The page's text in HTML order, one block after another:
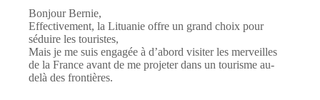
Bonjour Bernie,
Effectivement, la Lituanie offre un grand choix pour
séduire les touristes,
Mais je me suis engagée à d’abord visiter les merveilles
de la France avant de me projeter dans un tourisme au-
delà des frontières.